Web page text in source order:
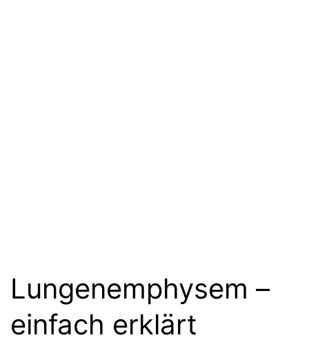
Lungenemphysem –
einfach erklärt